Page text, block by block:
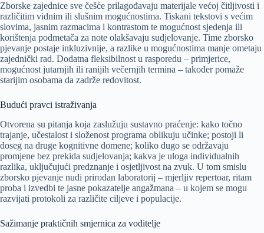
Zborske zajednice sve češće prilagođavaju materijale većoj čitljivosti i
različitim vidnim ili slušnim mogućnostima. Tiskani tekstovi s većim
slovima, jasnim razmacima i kontrastom te mogućnost sjedenja ili
korištenja podmetača za note olakšavaju sudjelovanje. Time zborsko
pjevanje postaje inkluzivnije, a razlike u mogućnostima manje ometaju
zajednički rad. Dodatna fleksibilnost u rasporedu – primjerice,
mogućnost jutarnjih ili ranijih večernjih termina – također pomaže
starijim osobama da zadrže redovitost.
Budući pravci istraživanja
Otvorena su pitanja koja zaslužuju sustavno praćenje: kako točno
trajanje, učestalost i složenost programa oblikuju učinke; postoji li
doseg na druge kognitivne domene; koliko dugo se održavaju
promjene bez prekida sudjelovanja; kakva je uloga individualnih
razlika, uključujući predznanje i osjetljivost na zvuk. U tom smislu
zborsko pjevanje nudi prirodan laboratorij – mjerljiv repertoar, ritam
proba i izvedbi te jasne pokazatelje angažmana – u kojem se mogu
razvijati protokoli za različite ciljeve i populacije.
Sažimanje praktičnih smjernica za voditelje